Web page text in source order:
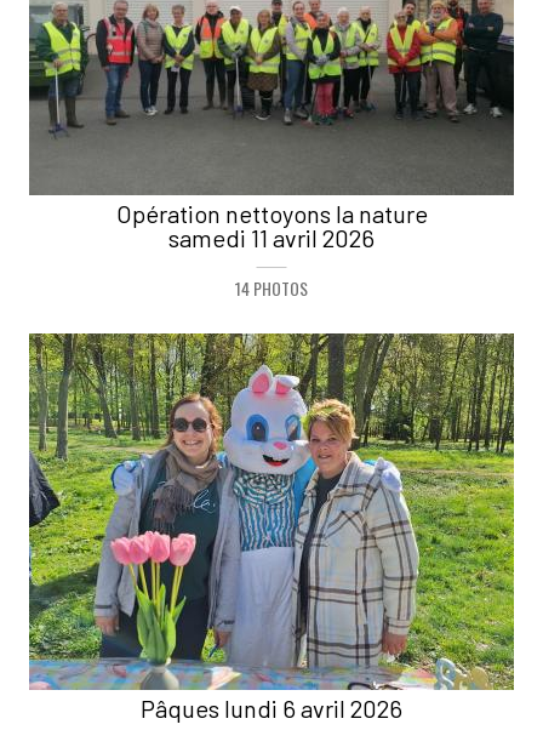
Opération nettoyons la nature
samedi 11 avril 2026
14 PHOTOS
Pâques lundi 6 avril 2026